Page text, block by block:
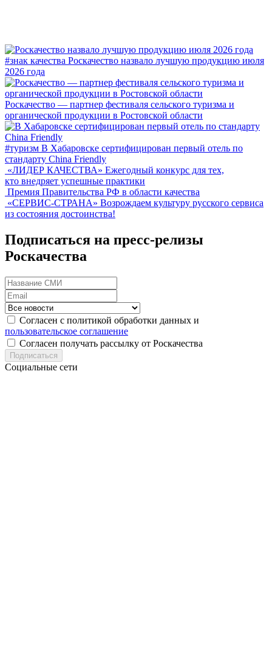
#знак качества Роскачество назвало лучшую продукцию июля
2026 года
Роскачество — партнер фестиваля сельского туризма и
органической продукции в Ростовской области
#туризм В Хабаровске сертифицирован первый отель по
стандарту China Friendly
«ЛИДЕР КАЧЕСТВА» Ежегодный конкурс для тех,
кто внедряет успешные практики
Премия Правительства РФ в области качества
«СЕРВИС-СТРАНА» Возрождаем культуру русского сервиса
из состояния достоинства!
Подписаться на пресс-релизы
Роскачества
Согласен с политикой обработки данных и
пользовательское соглашение
Согласен получать рассылку от Роскачества
Подписаться
Социальные сети